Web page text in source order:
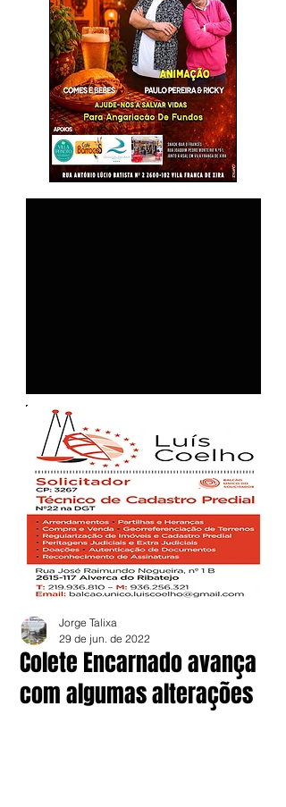
Colete Encarnado avança
com algumas alterações
Jorge Talixa
29 de jun. de 2022